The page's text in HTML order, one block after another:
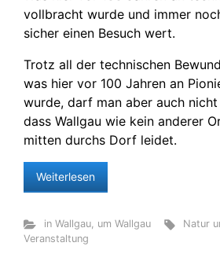
vollbracht wurde und immer
sicher einen Besuch wert.
Trotz all der technischen
was hier vor 100 Jahren an
wurde, darf man aber auch
dass Wallgau wie kein anderer
mitten durchs Dorf leidet.
Weiterlesen
in Wallgau, um Wallgau Natur
Veranstaltung